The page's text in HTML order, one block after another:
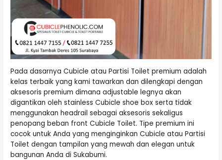
Pada dasarnya Cubicle atau Partisi Toilet premium adalah
kelas terbaik yang kami tawarkan dan dilengkapi dengan
aksesoris premium dimana adjustable legnya akan
digantikan oleh stainless Cubicle shoe box serta tidak
menggunakan headrail sebagai aksesoris sekaligus
penopang beban front Cubicle Toilet. Tipe premium ini
cocok untuk Anda yang menginginkan Cubicle atau Partisi
Toilet dengan tampilan yang mewah dan elegan untuk
bangunan Anda di Sukabumi.